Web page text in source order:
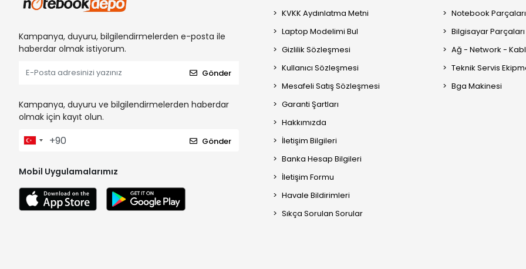
Kampanya, duyuru, bilgilendirmelerden e-posta ile
haberdar olmak istiyorum.
Gönder
Kampanya, duyuru ve bilgilendirmelerden haberdar
olmak için kayıt olun.
Gönder
Mobil Uygulamalarımız
KVKK Aydınlatma Metni
Laptop Modelimi Bul
Gizlilik Sözleşmesi
Kullanıcı Sözleşmesi
Mesafeli Satış Sözleşmesi
Garanti Şartları
Hakkımızda
İletişim Bilgileri
Banka Hesap Bilgileri
İletişim Formu
Havale Bildirimleri
Sıkça Sorulan Sorular
Notebook Parçaları
Bilgisayar Parçaları
Ağ - Network -
Teknik Servis
Bga Makinesi